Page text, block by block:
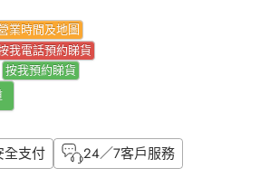
業時間及地圖
我電話預約睇貨
按我預約睇貨
全支付
24／7客戶服務